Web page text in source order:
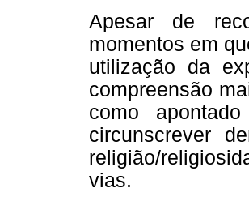
Apesar de
momentos em
utilização da
compreensão
como
circunscrever
religião/
vias.